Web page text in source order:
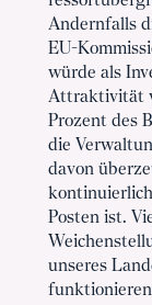
Andernfalls
EU-
würde als
Attraktivität
Prozent des
die
davon
Posten ist.
unseres